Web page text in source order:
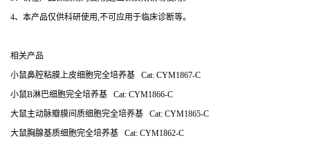
4、本产品仅供科研使用,不可应用于临床诊断等。
相关产品
小鼠鼻腔粘膜上皮细胞完全培养基 Cat: CYM1867-C
小鼠B淋巴细胞完全培养基 Cat: CYM1866-C
大鼠主动脉瓣膜间质细胞完全培养基 Cat: CYM1865-C
大鼠胸腺基质细胞完全培养基 Cat: CYM1862-C